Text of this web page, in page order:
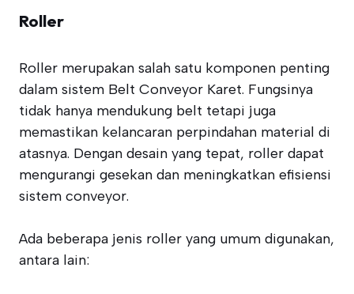
Roller
Roller merupakan salah satu komponen penting
dalam sistem Belt Conveyor Karet. Fungsinya
tidak hanya mendukung belt tetapi juga
memastikan kelancaran perpindahan material di
atasnya. Dengan desain yang tepat, roller dapat
mengurangi gesekan dan meningkatkan efisiensi
sistem conveyor.
Ada beberapa jenis roller yang umum digunakan,
antara lain: